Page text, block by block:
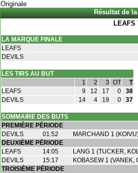
Originale
Résultat de
LEAFS
LA MARQUE FINALE
LEAFS
DEVILS
LES TIRS AU BUT
1
2 3 OT
T
LEAFS
9 12 17 0
38
DEVILS
14 4 19 0 37
SOMMAIRE DES BUTS
PREMIÈRE PÉRIODE
DEVILS
01:52
MARCHAND 1
DEUXIÈME PÉRIODE
LEAFS
14:05
LANG 1 (TUCKER,
DEVILS
15:17
KOBASEW 1 (VANEK,
TROISIÈME PÉRIODE